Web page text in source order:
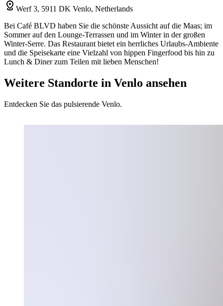
Werf 3, 5911 DK Venlo, Netherlands
Bei Café BLVD haben Sie die schönste Aussicht auf die Maas; im
Sommer auf den Lounge-Terrassen und im Winter in der großen
Winter-Serre. Das Restaurant bietet ein herrliches Urlaubs-Ambiente
und die Speisekarte eine Vielzahl von hippen Fingerfood bis hin zu
Lunch & Diner zum Teilen mit lieben Menschen!
Weitere Standorte in Venlo ansehen
Entdecken Sie das pulsierende Venlo.